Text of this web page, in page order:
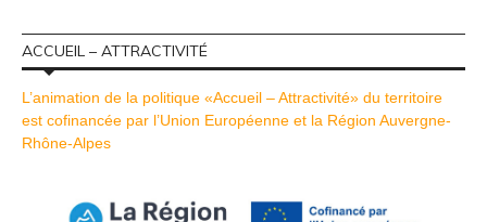
ACCUEIL – ATTRACTIVITÉ
L’animation de la politique «Accueil – Attractivité» du territoire
est cofinancée par l’Union Européenne et la Région Auvergne-
Rhône-Alpes